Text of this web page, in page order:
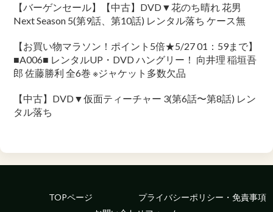
【バーゲンセール】【中古】DVD▼花のち晴れ 花男
Next Season 5(第9話、第10話) レンタル落ち ケース無
【お買い物マラソン！ポイント5倍★5/27 01：59まで】
■A006■ レンタルUP・DVD ハングリー！ 向井理 稲垣吾
郎 佐藤勝利 全6巻 ※ジャケット多数欠品
【中古】DVD▼仮面ティーチャー 3(第6話〜第8話) レン
タル落ち
TOPページ
プライバシーポリシー・免責事項